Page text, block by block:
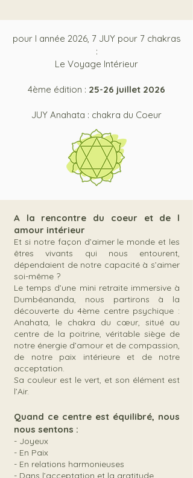
pour l année 2026, 7 JUY pour 7 chakras
:
Le Voyage Intérieur
4ème édition : 25-26 juillet 2026
JUY Anahata : chakra du Coeur
A la rencontre du coeur et de l
amour intérieur
Et si notre façon d’aimer le monde et les
êtres vivants qui nous entourent,
dépendaient de notre capacité à s’aimer
soi-même ?
Le temps d’une mini retraite immersive à
Dumbéananda, nous partirons à la
découverte du 4ème centre psychique :
Anahata, le chakra du cœur, situé au
centre de la poitrine, véritable siège de
notre énergie d’amour et de compassion,
de notre paix intérieure et de notre
acceptation.
Sa couleur est le vert, et son élément est
l’Air.
Quand ce centre est équilibré, nous
nous sentons :
- Joyeux
- En Paix
- En relations harmonieuses
- Dans l’acceptation et la gratitude